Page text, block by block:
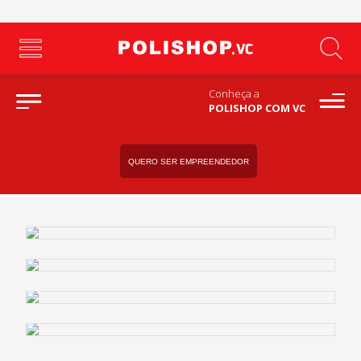
Conheça a
POLISHOP COM VC
QUERO SER EMPREENDEDOR